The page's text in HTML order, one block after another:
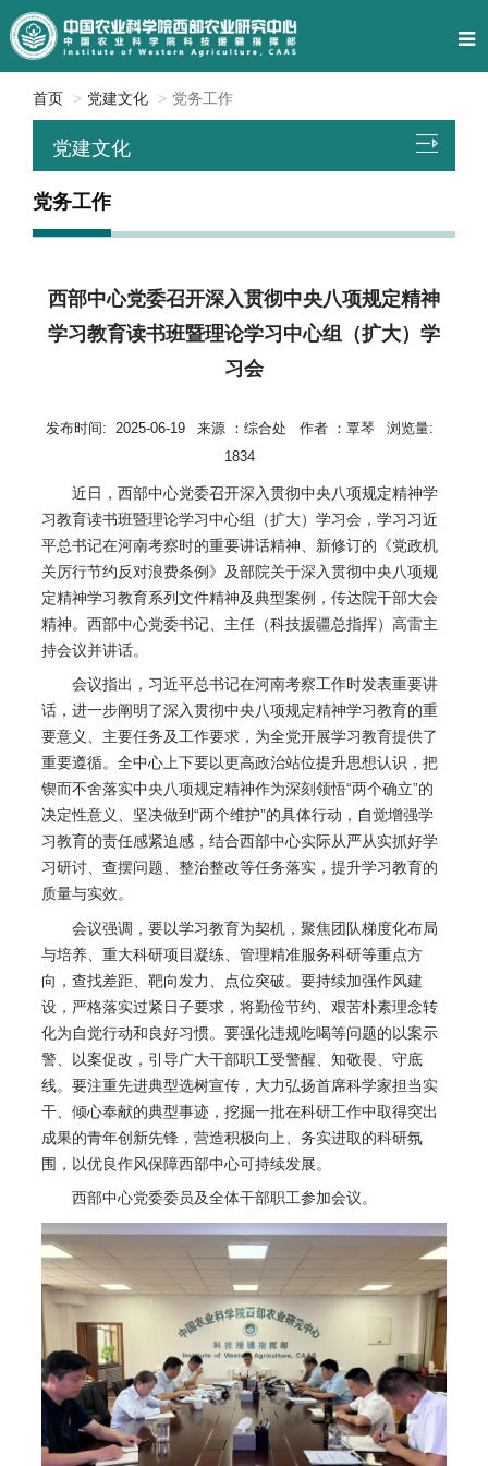
首页 党建文化 党务工作
党建文化
党务工作
西部中心党委召开深入贯彻中央八项规定精神
学习教育读书班暨理论学习中心组（扩大）学
习会
发布时间: 2025-06-19 来源 ：综合处 作者 ： 覃琴
浏览量:
1834
近日，西部中心党委召开深入贯彻中央八项规定精神学
习教育读书班暨理论学习中心组（扩大）学习会，学习习近
平总书记在河南考察时的重要讲话精神、新修订的《党政机
关厉行节约反对浪费条例》及部院关于深入贯彻中央八项规
定精神学习教育系列文件精神及典型案例，传达院干部大会
精神。西部中心党委书记、主任（科技援疆总指挥）高雷主
持会议并讲话。
会议指出，习近平总书记在河南考察工作时发表重要讲
话，进一步阐明了深入贯彻中央八项规定精神学习教育的重
要意义、主要任务及工作要求，为全党开展学习教育提供了
重要遵循。全中心上下要以更高政治站位提升思想认识，把
锲而不舍落实中央八项规定精神作为深刻领悟“两个确立”的
决定性意义、坚决做到“两个维护”的具体行动，自觉增强学
习教育的责任感紧迫感，结合西部中心实际从严从实抓好学
习研讨、查摆问题、整治整改等任务落实，提升学习教育的
质量与实效。
会议强调，要以学习教育为契机，聚焦团队梯度化布局
与培养、重大科研项目凝练、管理精准服务科研等重点方
向，查找差距、靶向发力、点位突破。要持续加强作风建
设，严格落实过紧日子要求，将勤俭节约、艰苦朴素理念转
化为自觉行动和良好习惯。要强化违规吃喝等问题的以案示
警、以案促改，引导广大干部职工受警醒、知敬畏、守底
线。要注重先进典型选树宣传，大力弘扬首席科学家担当实
干、倾心奉献的典型事迹，挖掘一批在科研工作中取得突出
成果的青年创新先锋，营造积极向上、务实进取的科研氛
围，以优良作风保障西部中心可持续发展。
西部中心党委委员及全体干部职工参加会议。